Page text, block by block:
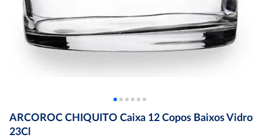
ARCOROC CHIQUITO Caixa 12 Copos Baixos Vidro
23Cl